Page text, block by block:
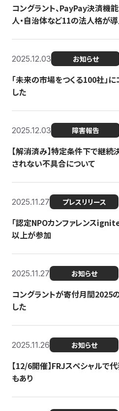
コングラント、PayPay決済機
人・自治体など11の法人格が
2025.12.03 お知らせ
「未来の市場をつくる100社」
した
2025.12.03 障害報告
【解消済み】特定条件下で継
されない不具合について
2025.11.27 プレスリリース
「認定NPOカンファレンス
以上が参加
2025.11.27 お知らせ
コングラントが寄付月間2025
した
2025.11.26 お知らせ
【12/6開催】FRJスペシャルで
もあり